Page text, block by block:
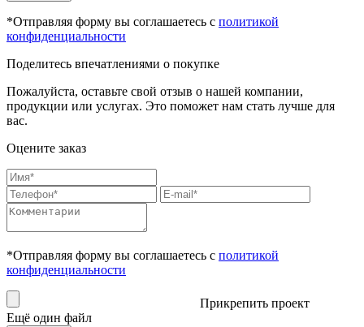
*Отправляя форму вы соглашаетесь с политикой
конфиденциальности
Поделитесь впечатлениями о покупке
Пожалуйста, оставьте свой отзыв о нашей компании,
продукции или услугах. Это поможет нам стать лучше для
вас.
Оцените заказ
*Отправляя форму вы соглашаетесь с политикой
конфиденциальности
Прикрепить проект
Ещё один файл